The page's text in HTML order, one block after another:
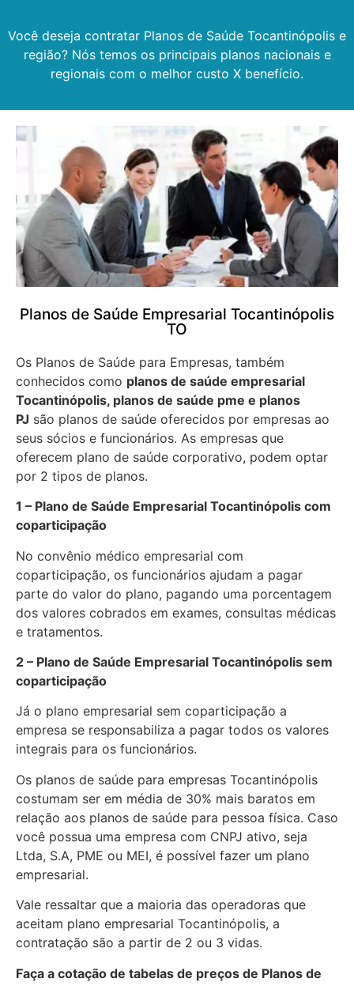
Você deseja contratar Planos de Saúde Tocantinópolis e
região? Nós temos os principais planos nacionais e
regionais com o melhor custo X benefício.
Planos de Saúde Empresarial Tocantinópolis
TO
Os Planos de Saúde para Empresas, também
conhecidos como planos de saúde empresarial
Tocantinópolis, planos de saúde pme e planos
PJ são planos de saúde oferecidos por empresas ao
seus sócios e funcionários. As empresas que
oferecem plano de saúde corporativo, podem optar
por 2 tipos de planos.
1 – Plano de Saúde Empresarial Tocantinópolis com
coparticipação
No convênio médico empresarial com
coparticipação, os funcionários ajudam a pagar
parte do valor do plano, pagando uma porcentagem
dos valores cobrados em exames, consultas médicas
e tratamentos.
2 – Plano de Saúde Empresarial Tocantinópolis sem
coparticipação
Já o plano empresarial sem coparticipação a
empresa se responsabiliza a pagar todos os valores
integrais para os funcionários.
Os planos de saúde para empresas Tocantinópolis
costumam ser em média de 30% mais baratos em
relação aos planos de saúde para pessoa física. Caso
você possua uma empresa com CNPJ ativo, seja
Ltda, S.A, PME ou MEI, é possível fazer um plano
empresarial.
Vale ressaltar que a maioria das operadoras que
aceitam plano empresarial Tocantinópolis, a
contratação são a partir de 2 ou 3 vidas.
Faça a cotação de tabelas de preços de Planos de